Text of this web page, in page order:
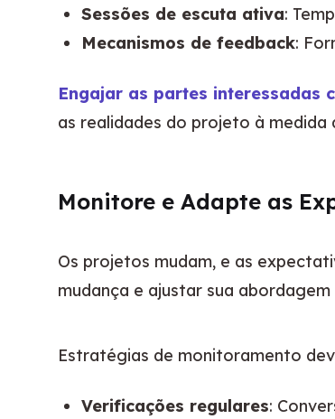
Sessões de escuta ativa:
Mecanismos de feedback:
Engajar as partes interessadas
as realidades do projeto à medida
Monitore e Adapte as
Os projetos mudam, e as
mudança e ajustar sua
Estratégias de monitoramento
Verificações regulares: